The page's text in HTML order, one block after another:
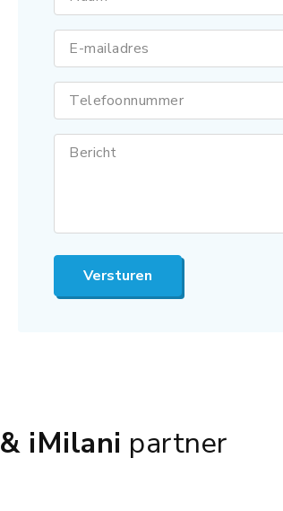
E-mailadres
Telefoonnummer
Bericht
Versturen
iMilani partner